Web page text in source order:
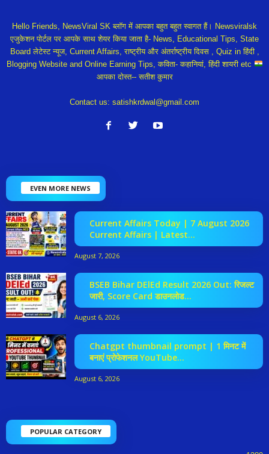
Hello Friends, NewsViral SK ब्लॉग में आपका बहुत बहुत स्वागत हैं। Newsviralsk
एजुकेशन पोर्टल पर आपके साथ शेयर किया जाता है- News, Educational Tips, State
Board लेटेस्ट न्यूज, Current Affairs, राष्ट्रीय और अंतर्राष्ट्रीय दिवस , Quiz in हिंदी ,
Blogging Website and Online Earning Tips, कविता- कहानियां, हिंदी शायरी etc
आपका दोस्त-- सतीश कुमार
Contact us: satishkrdwal@gmail.com
EVEN MORE NEWS
Current Affairs Today | 7 August 2026
Current Affairs | Latest...
August 7, 2026
BSEB Bihar DElEd Result 2026 Out: रिजल्ट
जारी, Score Card डाउनलोड...
August 6, 2026
Chatgpt thumbnail prompt | 1 मिनट में
बनाएं प्रोफेशनल YouTube...
August 6, 2026
POPULAR CATEGORY